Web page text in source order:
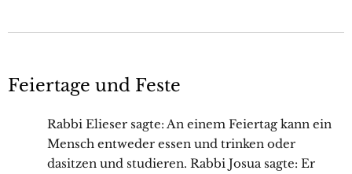
Feiertage und Feste
Rabbi Elieser sagte: An einem Feiertag kann ein
Mensch entweder essen und trinken oder
dasitzen und studieren. Rabbi Josua sagte: Er